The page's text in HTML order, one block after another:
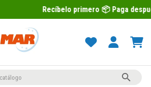
Recíbelo primero 📦 Paga después con
